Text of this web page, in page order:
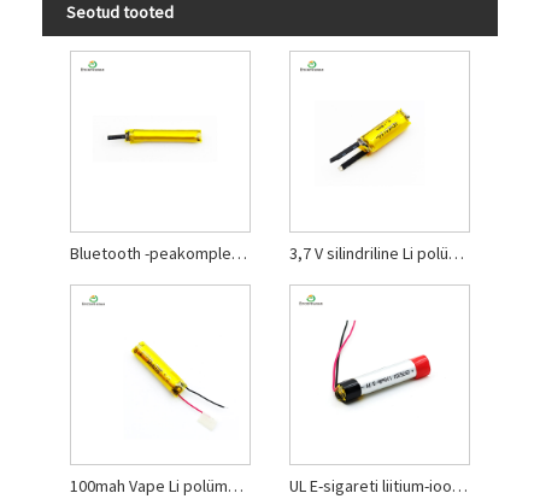
Seotud tooted
Bluetooth -peakomplekt liitiumpolümeeri aku 3,7 V silindriline Li polümeer aku
100mah Vape Li polümeeraku UL E-sigareti liitium-ioon polümeeraku